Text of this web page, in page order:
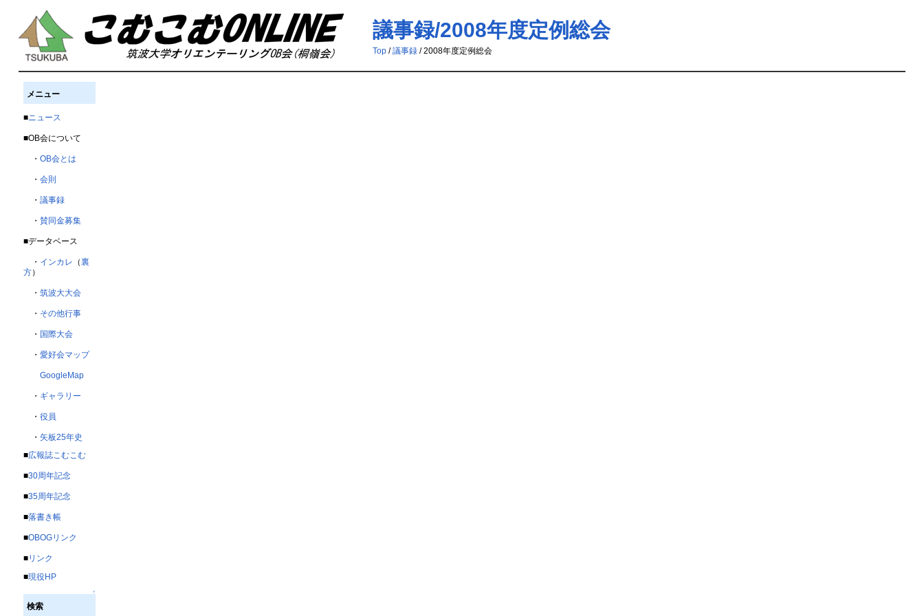
議事録/2008年度定例総会
Top/議事録/ 2008年度定例総会
メニュー
■ニュース
■OB会について
・ OB会とは
・ 会則
・ 議事録
・ 賛同金募集
■データベース
・ インカレ （裏
方）
・ 筑波大大会
・ その他行事
・ 国際大会
・ 愛好会マップ
GoogleMap
・ ギャラリー
・ 役員
・ 矢板25年史
■広報誌こむこむ
■30周年記念
■35周年記念
■落書き帳
■OBOGリンク
■リンク
■現役HP
↑
検索